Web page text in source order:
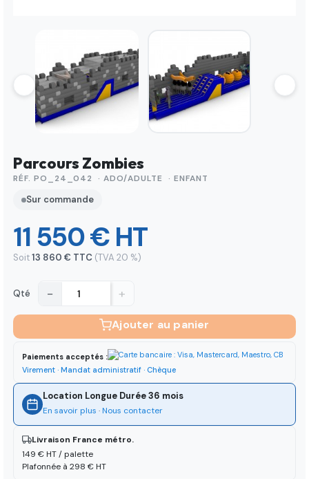
Parcours Zombies
RÉF. PO_24_042 · ADO/ADULTE · ENFANT
Sur commande
11 550 € HT
Soit13 860 € TTC (TVA 20 %)
Qté − +
Ajouter au panier
Paiements acceptés :
Virement · Mandat administratif · Chèque
Location Longue Durée 36 mois
En savoir plus · Nous contacter
Livraison France métro.
149 € HT / palette
Plafonnée à 298 € HT